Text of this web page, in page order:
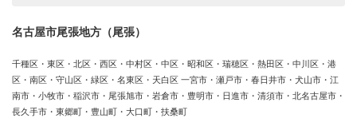
名古屋市尾張地方（尾張）
千種区・東区・北区・西区・中村区・中区・昭和区・瑞穂区・熱田区・中川区・港
区・南区・守山区・緑区・名東区・天白区 一宮市・瀬戸市・春日井市・犬山市・江
南市・小牧市・稲沢市・尾張旭市・岩倉市・豊明市・日進市・清須市・北名古屋市・
長久手市・東郷町・豊山町・大口町・扶桑町